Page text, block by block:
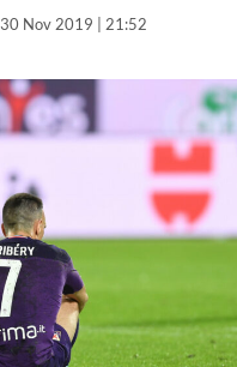
30 Nov 2019 | 21:52